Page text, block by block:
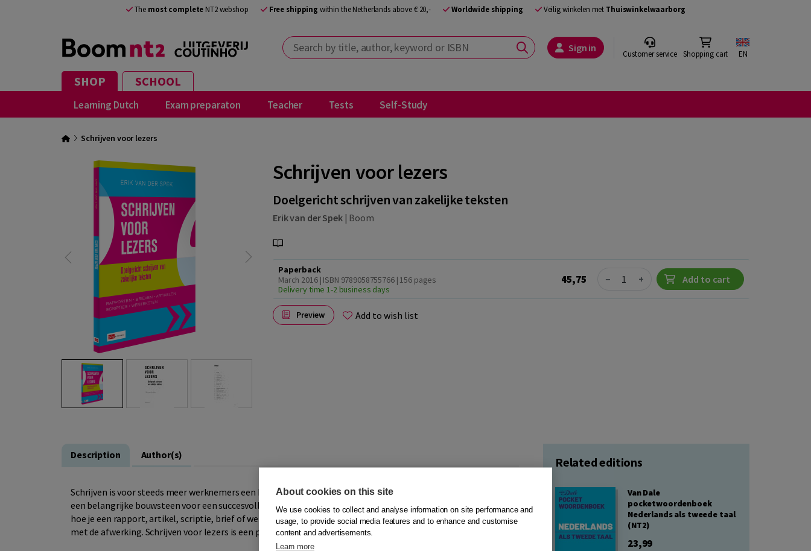
The most complete NT2 webshop Free shipping within the Netherlands above € 20,- Worldwide shipping Veilig winkelen met Thuiswinkelwaarborg
Search by title, author, keyword or ISBN Sign in Customer service Shopping cart EN
SHOP SCHOOL
Learning Dutch Exam preparaton Teacher Tests Self-Study
Schrijven voor lezers
Schrijven voor lezers
Doelgericht schrijven van zakelijke teksten
Erik van der Spek| Boom
Paperback
March 2016 | ISBN 9789058755766 | 156 pages
Delivery time 1-2 business days
45,75 Quantity
− + Add to cart
Preview Add to wish list
Description Author(s)
Schrijven is voor steeds meer werknemers een belangrijk deel van hun werk. Goed kunnen schrijven is dan ook
een belangrijke bouwsteen voor een succesvolle carrière. InSchrijven voor lezerslegt Erik van der Spek uit
hoe je een rapport, artikel, scriptie, brief of webtekst schrijft. Stap voor stap, vanaf de eerste opzet tot en
met de afwerking. Schrijven voor lezers is een praktische gids voor het schrijven van zakelijke teksten.
Related editions
Van Dale
pocketwoordenboek
Nederlands als tweede taal
(NT2)
23,99
About cookies on this site
We use cookies to collect and analyse information on site performance and
usage, to provide social media features and to enhance and customise
content and advertisements.
Learn more